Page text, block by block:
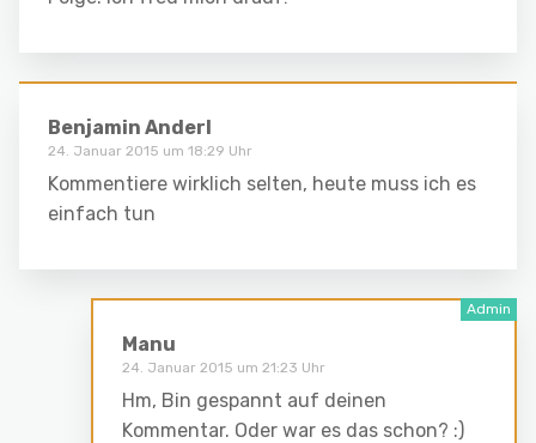
Benjamin Anderl
24. Januar 2015 um 18:29 Uhr
Kommentiere wirklich selten, heute muss ich es
einfach tun
Manu
24. Januar 2015 um 21:23 Uhr
Hm, Bin gespannt auf deinen
Kommentar. Oder war es das schon? :)